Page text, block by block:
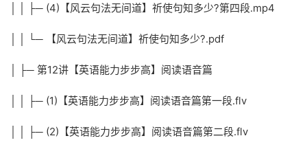
│ │ ├─ (4)【风云句法无间道】祈使句知多少?第四段.mp4
│ │ └─ 【风云句法无间道】祈使句知多少?.pdf
│ ├─ 第12讲【英语能力步步高】阅读语音篇
│ │ ├─ (1)【英语能力步步高】阅读语音篇第一段.flv
│ │ ├─ (2)【英语能力步步高】阅读语音篇第二段.flv